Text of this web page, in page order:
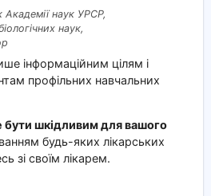
інформаційним цілям і
профільних навчальних
шкідливим для вашого
будь-яких лікарських
зі своїм лікарем.
Академії наук УРСР,
наук,